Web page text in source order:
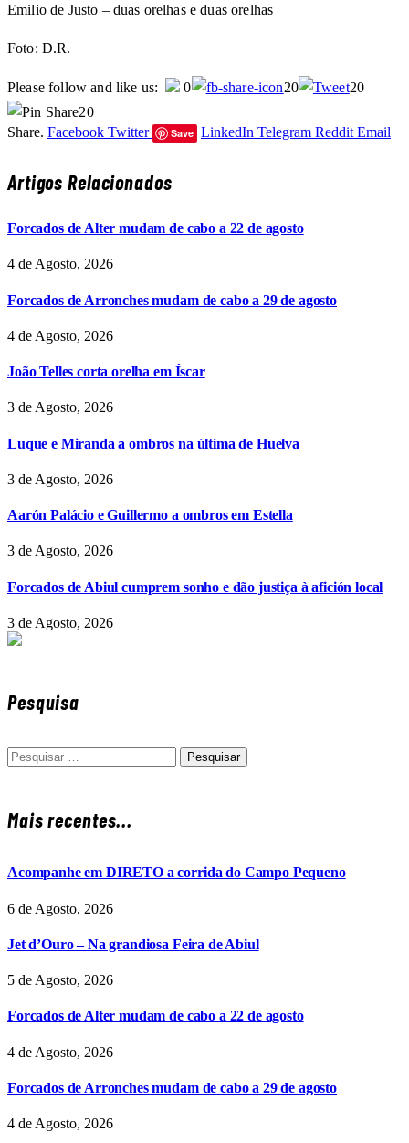
Emilio de Justo – duas orelhas e duas orelhas
Foto: D.R.
Please follow and like us: 0 20
20
20
Share. Facebook Twitter Save LinkedIn Telegram Reddit Email
Artigos Relacionados
Forcados de Alter mudam de cabo a 22 de agosto
4 de Agosto, 2026
Forcados de Arronches mudam de cabo a 29 de agosto
4 de Agosto, 2026
João Telles corta orelha em Íscar
3 de Agosto, 2026
Luque e Miranda a ombros na última de Huelva
3 de Agosto, 2026
Aarón Palácio e Guillermo a ombros em Estella
3 de Agosto, 2026
Forcados de Abiul cumprem sonho e dão justiça à afición local
3 de Agosto, 2026
Pesquisa
Pesquisar
por:
Mais recentes...
Acompanhe em DIRETO a corrida do Campo Pequeno
6 de Agosto, 2026
Jet d’Ouro – Na grandiosa Feira de Abiul
5 de Agosto, 2026
Forcados de Alter mudam de cabo a 22 de agosto
4 de Agosto, 2026
Forcados de Arronches mudam de cabo a 29 de agosto
4 de Agosto, 2026